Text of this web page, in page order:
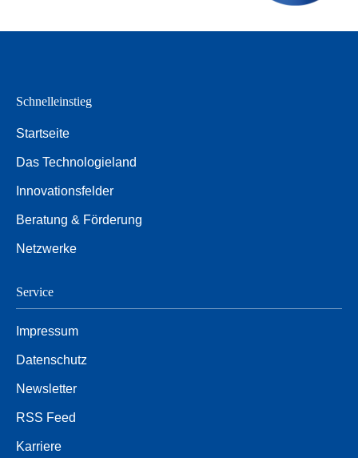
Schnelleinstieg
Startseite
Das Technologieland
Innovationsfelder
Beratung & Förderung
Netzwerke
Service
Impressum
Datenschutz
Newsletter
RSS Feed
Karriere